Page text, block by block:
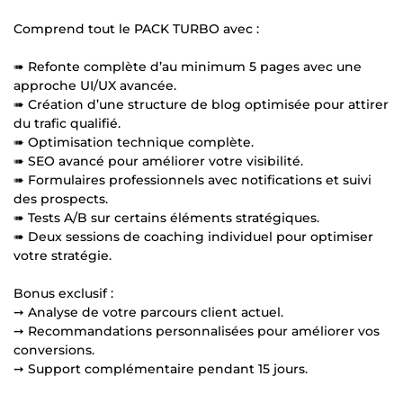
Comprend tout le PACK TURBO avec :
➠ Refonte complète d’au minimum 5 pages avec une
approche UI/UX avancée.
➠ Création d’une structure de blog optimisée pour attirer
du trafic qualifié.
➠ Optimisation technique complète.
➠ SEO avancé pour améliorer votre visibilité.
➠ Formulaires professionnels avec notifications et suivi
des prospects.
➠ Tests A/B sur certains éléments stratégiques.
➠ Deux sessions de coaching individuel pour optimiser
votre stratégie.
Bonus exclusif :
➙ Analyse de votre parcours client actuel.
➙ Recommandations personnalisées pour améliorer vos
conversions.
➙ Support complémentaire pendant 15 jours.